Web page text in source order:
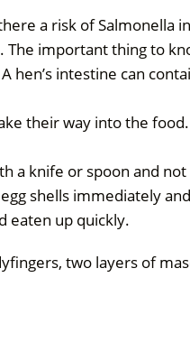
a risk of Salmonella
important thing to
hen’s intestine can
their way into the food.
a knife or spoon and
shells immediately
eaten up quickly.
two layers of